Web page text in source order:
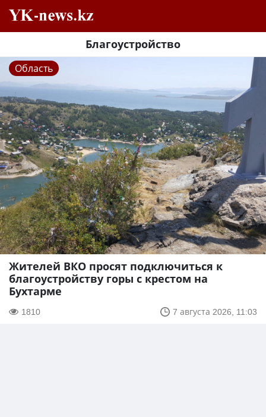
Благоустройство
Область
Жителей ВКО просят подключиться к
благоустройству горы с крестом на
Бухтарме
1810 7 августа 2026, 11:03